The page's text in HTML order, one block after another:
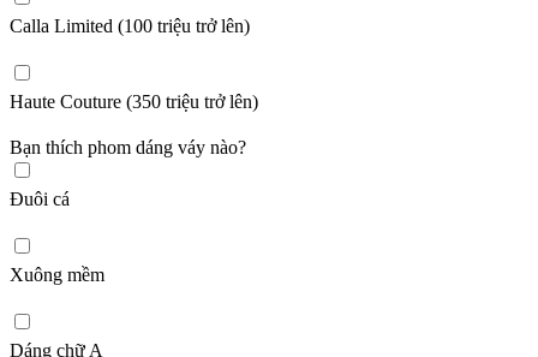
Calla Limited (100 triệu trở lên)
Haute Couture (350 triệu trở lên)
Bạn thích phom dáng váy nào?
Đuôi cá
Xuông mềm
Dáng chữ A